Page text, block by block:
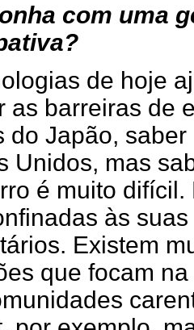
com uma
de hoje
as barreiras de
do Japão,
Unidos, mas
é muito
às
Existem
que focam